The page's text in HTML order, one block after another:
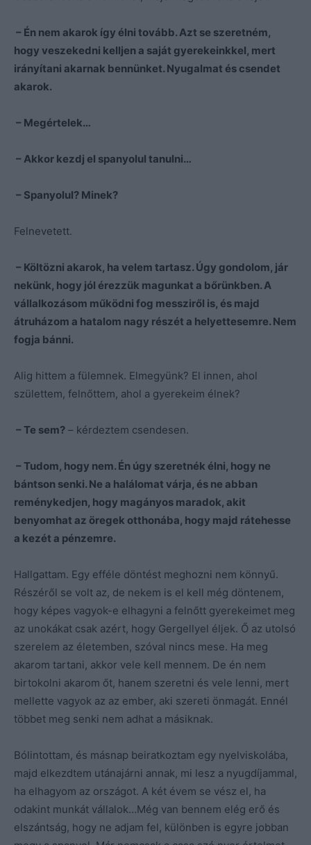
– Én nem akarok így élni tovább. Azt se szeretném,
hogy veszekedni kelljen a saját gyerekeinkkel, mert
irányítani akarnak bennünket. Nyugalmat és csendet
akarok.
– Megértelek…
– Akkor kezdj el spanyolul tanulni…
– Spanyolul? Minek?
Felnevetett.
– Költözni akarok, ha velem tartasz. Úgy gondolom, jár
nekünk, hogy jól érezzük magunkat a bőrünkben. A
vállalkozásom működni fog messziről is, és majd
átruházom a hatalom nagy részét a helyettesemre. Nem
fogja bánni.
Alig hittem a fülemnek. Elmegyünk? El innen, ahol
születtem, felnőttem, ahol a gyerekeim élnek?
– Te sem? – kérdeztem csendesen.
– Tudom, hogy nem. Én úgy szeretnék élni, hogy ne
bántson senki. Ne a halálomat várja, és ne abban
reménykedjen, hogy magányos maradok, akit
benyomhat az öregek otthonába, hogy majd rátehesse
a kezét a pénzemre.
Hallgattam. Egy efféle döntést meghozni nem könnyű.
Részéről se volt az, de nekem is el kell még döntenem,
hogy képes vagyok-e elhagyni a felnőtt gyerekeimet meg
az unokákat csak azért, hogy Gergellyel éljek. Ő az utolsó
szerelem az életemben, szóval nincs mese. Ha meg
akarom tartani, akkor vele kell mennem. De én nem
birtokolni akarom őt, hanem szeretni és vele lenni, mert
mellette vagyok az az ember, aki szereti önmagát. Ennél
többet meg senki nem adhat a másiknak.
Bólintottam, és másnap beiratkoztam egy nyelviskolába,
majd elkezdtem utánajárni annak, mi lesz a nyugdíjammal,
ha elhagyom az országot. A két évem se vész el, ha
odakint munkát vállalok…Még van bennem elég erő és
elszántság, hogy ne adjam fel, különben is egyre jobban